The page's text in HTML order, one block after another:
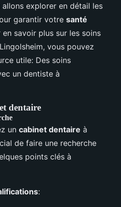
explorer en détail les
garantir votre santé
en savoir plus sur les soins
vous pouvez
utile: Des soins
un dentiste à
dentaire
un cabinet dentaire à
de faire une recherche
points clés à
: